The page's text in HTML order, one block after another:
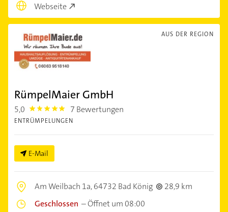
Webseite
AUS DER REGION
RümpelMaier GmbH
5,0 5.0 7 Bewertungen
ENTRÜMPELUNGEN
E-Mail
Am Weilbach 1a,64732 Bad König
28,9 km
Geschlossen –Öffnet um 08:00